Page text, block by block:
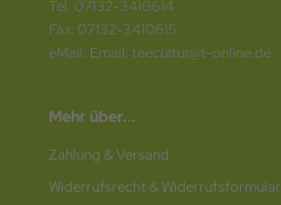
Tel: 07132-3410614
Fax: 07132-3410615
eMail: Email: teecultur@t-online.de
Mehr über...
Zahlung & Versand
Widerrufsrecht & Widerrufsformular